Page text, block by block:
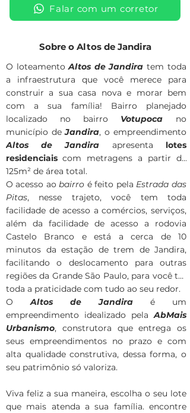
Falar com um corretor
Sobre o Altos de Jandira
O loteamentoAltos de Jandira tem toda
a infraestrutura que você merece para
construir a sua casa nova e morar bem
com a sua família! Bairro planejado
localizado no bairro Votupoca no
município deJandira, o empreendimento
Altos de Jandira apresenta lotes
residenciais com metragens a partir de
125m² de área total.
O acesso ao bairro é feito pela Estrada das
Pitas, nesse trajeto, você tem toda
facilidade de acesso a comércios, serviços,
além da facilidade de acesso a rodovia
Castelo Branco e está a cerca de 10
minutos da estação de trem de Jandira,
facilitando o deslocamento para outras
regiões da Grande São Paulo, para você ter
toda a praticidade com tudo ao seu redor.
O
Altos de Jandira
é um
empreendimento idealizado pelaAbMais
Urbanismo, construtora que entrega os
seus empreendimentos no prazo e com
alta qualidade construtiva, dessa forma, o
seu patrimônio só valoriza.
Viva feliz a sua maneira, escolha o seu lote
que mais atenda a sua família. encontre